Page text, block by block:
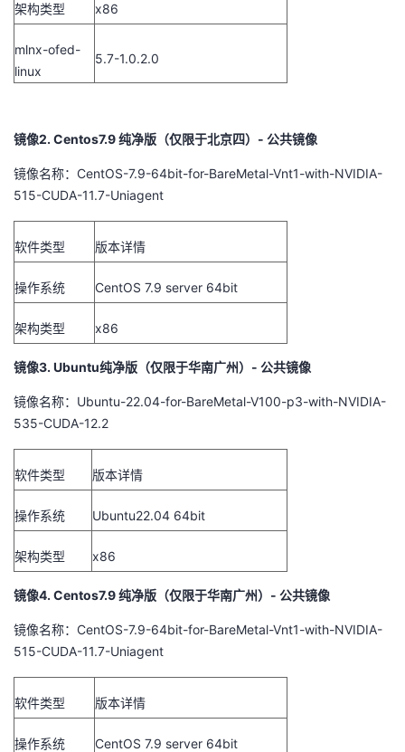
的
博
我
的
我
子
直
播
的
活
动
我
的
关
注
我
的
开
发
者
堂
我
的
课
程
我
的
认
我
的
我
我
的
Programs
我
的
支
的
技
术
支
持
我
的
云
声
建
架构类型 x86
mlnx-ofed-
linux
5.7-1.0.2.0
镜像2. Centos7.9 纯净版（仅限于北京四）- 公共镜像
镜像名称：CentOS-7.9-64bit-for-BareMetal-Vnt1-with-NVIDIA-
515-CUDA-11.7-Uniagent
软件类型 版本详情
操作系统 CentOS 7.9 server 64bit
架构类型 x86
镜像3. Ubuntu纯净版（仅限于华南广州）- 公共镜像
镜像名称：Ubuntu-22.04-for-BareMetal-V100-p3-with-NVIDIA-
535-CUDA-12.2
软件类型 版本详情
操作系统 Ubuntu22.04 64bit
架构类型 x86
镜像4. Centos7.9 纯净版（仅限于华南广州）- 公共镜像
镜像名称：CentOS-7.9-64bit-for-BareMetal-Vnt1-with-NVIDIA-
515-CUDA-11.7-Uniagent
软件类型 版本详情
操作系统 CentOS 7.9 server 64bit